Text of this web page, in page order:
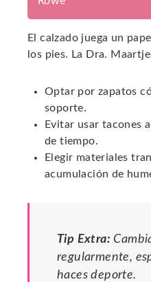
El calzado juega un
los pies. La Dra.
Optar por zapatos
soporte.
Evitar usar tacones
de tiempo.
Elegir materiales
acumulación de
Tip Extra:
regularmente,
haces deporte.